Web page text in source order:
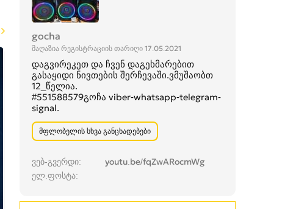
gocha
მაღაზია რეგისტრაციის თარიღი 17.05.2021
დაგვირეკეთ და ჩვენ დაგეხმარებით
გასაყიდი ნივთების შერჩევაში.ვმუშაობთ
12_წელია.
#551588579გოჩა viber-whatsapp-telegram-
signal.
მფლობელის სხვა განცხადებები
ვებ-გვერდი
youtu.be/fqZwARocmWg
ელ.ფოსტა